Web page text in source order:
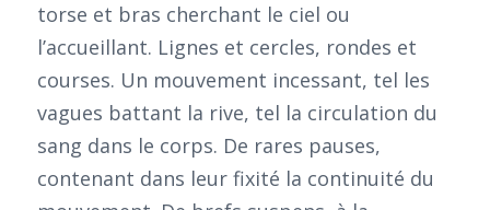
torse et bras cherchant le ciel ou
l’accueillant. Lignes et cercles, rondes et
courses. Un mouvement incessant, tel les
vagues battant la rive, tel la circulation du
sang dans le corps. De rares pauses,
contenant dans leur fixité la continuité du